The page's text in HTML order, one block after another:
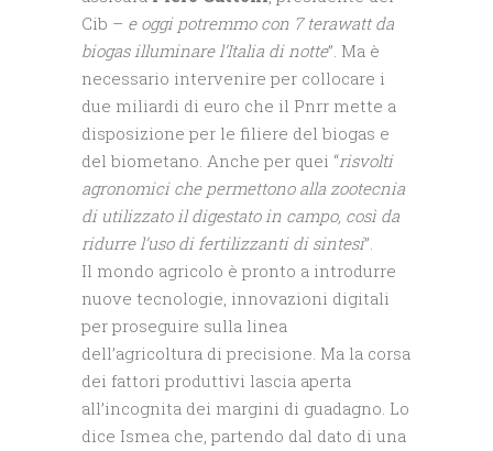
Cib – e oggi potremmo con 7 terawatt da
biogas illuminare l’Italia di notte”. Ma è
necessario intervenire per collocare i
due miliardi di euro che il Pnrr mette a
disposizione per le filiere del biogas e
del biometano. Anche per quei “risvolti
agronomici che permettono alla zootecnia
di utilizzato il digestato in campo, così da
ridurre l’uso di fertilizzanti di sintesi”.
Il mondo agricolo è pronto a introdurre
nuove tecnologie, innovazioni digitali
per proseguire sulla linea
dell’agricoltura di precisione. Ma la corsa
dei fattori produttivi lascia aperta
all’incognita dei margini di guadagno. Lo
dice Ismea che, partendo dal dato di una